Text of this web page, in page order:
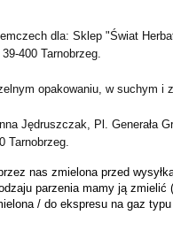
dla: Sklep "Świat
400 Tarnobrzeg.
opakowaniu, w suchym i
Jędruszczak, Pl. Generała
Tarnobrzeg.
nas zmielona przed
parzenia mamy ją zmielić
/ do ekspresu na gaz